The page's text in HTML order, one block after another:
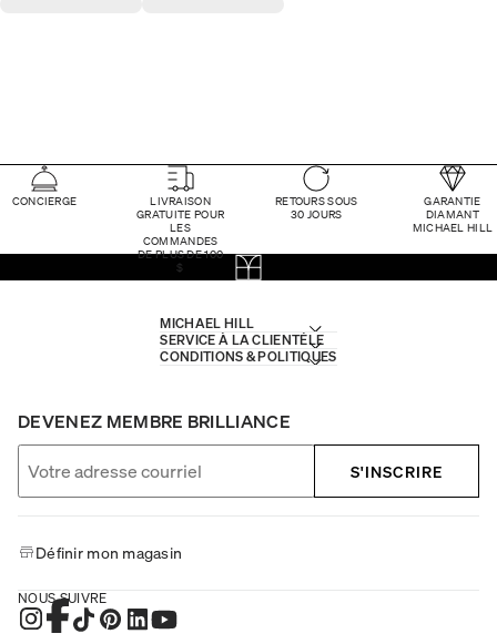
CONCIERGE
LIVRAISON
GRATUITE POUR
LES
COMMANDES
DE PLUS DE 100
$
RETOURS SOUS
30 JOURS
GARANTIE
DIAMANT
MICHAEL HILL
MICHAEL HILL
SERVICE À LA CLIENTÈLE
CONDITIONS & POLITIQUES
DEVENEZ MEMBRE BRILLIANCE
S'INSCRIRE
Définir mon magasin
NOUS SUIVRE